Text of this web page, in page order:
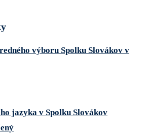
výboru Spolku Slovákov v
jazyka v Spolku Slovákov